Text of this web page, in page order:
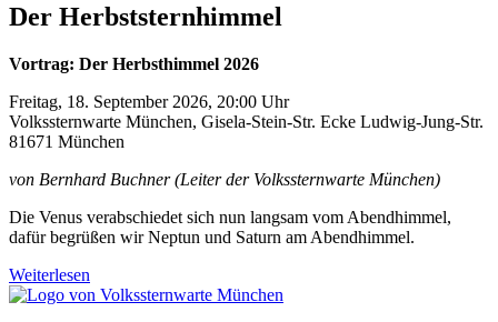
Der Herbststernhimmel
Vortrag: Der Herbsthimmel 2026
Freitag, 18. September 2026, 20:00 Uhr
Volkssternwarte München, Gisela-Stein-Str. Ecke Ludwig-Jung-Str.
81671 München
von Bernhard Buchner (Leiter der Volkssternwarte München)
Die Venus verabschiedet sich nun langsam vom Abendhimmel,
dafür begrüßen wir Neptun und Saturn am Abendhimmel.
Weiterlesen